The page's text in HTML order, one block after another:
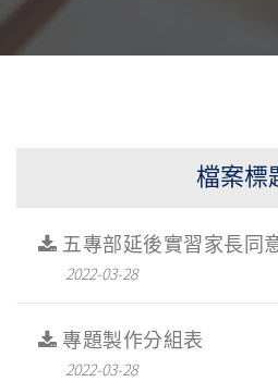
檔案標
五專部延後實習家長同
2022-03-28
專題製作分組表
2022-03-28